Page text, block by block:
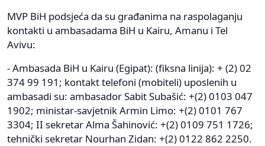
MVP BiH podsjeća da su građanima na raspolaganju
kontakti u ambasadama BiH u Kairu, Amanu i Tel
Avivu:
- Ambasada BiH u Kairu (Egipat): (fiksna linija): + (2) 02
374 99 191; kontakt telefoni (mobiteli) uposlenih u
ambasadi su: ambasador Sabit Subašić: +(2) 0103 047
1902; ministar-savjetnik Armin Limo: +(2) 0101 767
3304; II sekretar Alma Šahinović: +(2) 0109 751 1726;
tehnički sekretar Nourhan Zidan: +(2) 0122 862 2250.